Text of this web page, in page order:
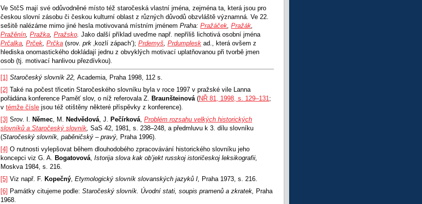
Ve StčS mají své odůvodněné místo též staročeská vlastní jména, zejména ta, která jsou pro
českou slovní zásobu či českou kulturní oblast z různých důvodů obzvláště významná. Ve 22.
sešitě nalézáme mimo jiné hesla motivovaná místním jménem Praha: Pražáček, Pražák,
Pražěnín, Pražka, Pražsko. Jako další příklad uveďme např. nepříliš lichotivá osobní jména
Prčalka, Prček, Prčka (srov. prk ‚kozlí zápach‘); Prdemyš, Prdumplesk ad., která ovšem z
hlediska onomastického dokládají jednu z obvyklých motivací uplatňovanou při tvorbě jmen
osob (tj. motivací hanlivou přezdívkou).
[1] Staročeský slovník 22, Academia, Praha 1998, 112 s.
[2] Také na počest třicetin Staročeského slovníku byla v roce 1997 v pražské vile Lanna
pořádána konference Paměť slov, o níž referovala Z. Braunšteinová (NŘ 81, 1998, s. 129–131 ;
v témže čísle jsou též otištěny některé příspěvky z konference).
[3] Srov. I. Němec , M. Nedvědová , J. Pečírková Problém rozsahu velkých historických
slovníků a Staročeský slovník SaS 42, 1981, s. 238–248, a předmluvu k 3. dílu slovníku
(Staročeský slovník, paběničský – pravý, Praha 1996).
[4] O nutnosti vylepšovat během dlouhodobého zpracovávání historického slovníku jeho
koncepci viz G. A. Bogatovová Istorija slova kak ob’jekt russkoj istoričeskoj leksikografii,
Moskva 1984, s. 216.
[5] Viz např. F. Kopečný Etymologický slovník slovanských jazyků I, Praha 1973, s. 216.
[6] Památky citujeme podle: Staročeský slovník. Úvodní stati, soupis pramenů a zkratek, Praha
1968.